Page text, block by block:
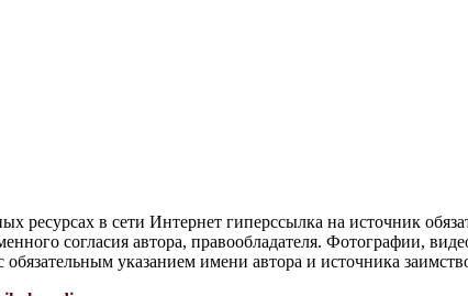
ресурсах в сети Интернет гиперссылка на источник
согласия автора, правообладателя. Фотографии,
указанием имени автора и источника